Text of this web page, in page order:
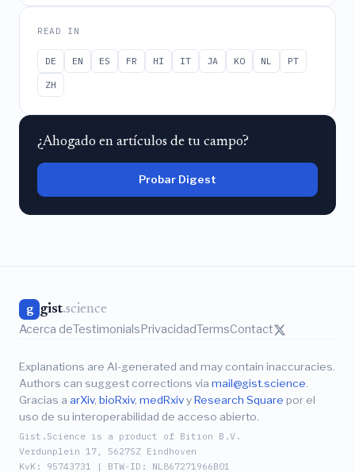
READ IN
DE EN ES FR HI IT JA KO NL
PT
ZH
¿Ahogado en artículos de tu campo?
Probar Digest
g gist.science
Acerca deTestimonialsPrivacidadTermsContact
Explanations are AI-generated and may contain inaccuracies.
Authors can suggest corrections via mail@gist.science
Gracias a arXiv, bioRxiv, medRxivyResearch Square por el
uso de su interoperabilidad de acceso abierto.
Gist.Science is a product of Bition B.V.
Verdunplein 17, 5627SZ Eindhoven
KvK: 95743731 | BTW-ID: NL867271966B01